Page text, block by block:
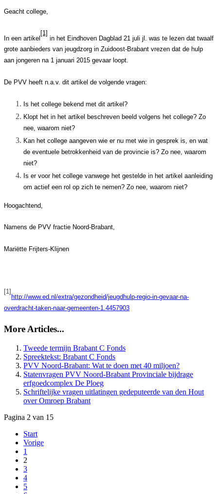
Geacht college,
In een artikel
[1]
in het Eindhoven Dagblad 21 juli jl. was te lezen dat twaalf
grote aanbieders van jeugdzorg in Zuidoost-Brabant vrezen dat de hulp
aan jongeren na 1 januari 2015 gevaar loopt.
De PVV heeft n.a.v. dit artikel de volgende vragen:
Is het college bekend met dit artikel?
Klopt het in het artikel beschreven beeld volgens het college? Zo
nee, waarom niet?
Kan het college aangeven wie er nu met wie in gesprek is, en wat
de eventuele betrokkenheid van de provincie is? Zo nee, waarom
niet?
Is er voor het college vanwege het gestelde in het artikel aanleiding
om actief een rol op zich te nemen? Zo nee, waarom niet?
Hoogachtend,
Namens de PVV fractie Noord-Brabant,
Mariëtte Frijters-Klijnen
[1]
http://www.ed.nl/extra/gezondheid/jeugdhulp-regio-in-gevaar-na-
overdracht-taken-naar-gemeenten-1.4457903
More Articles...
Tweede termijn Brabant C Fonds
Spreektekst: Brabant C Fonds
PVV Noord-Brabant: Wat te doen met 40 miljoen?
Statenvragen PVV Noord-Brabant Provinciale bijdrage
Schriftelijke vragen uitlatingen gedeputeerde van den Hout
over Omroep Brabant
Pagina 2 van 15
Start
Vorige
1
2
3
4
5